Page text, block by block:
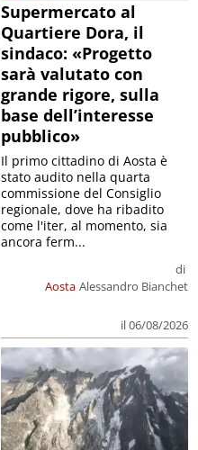
Supermercato al
Quartiere Dora, il
sindaco: «Progetto
sarà valutato con
grande rigore, sulla
base dell’interesse
pubblico»
Aosta
di
Alessandro Bianchet
il 06/08/2026
Il primo cittadino di Aosta è
stato audito nella quarta
commissione del Consiglio
regionale, dove ha ribadito
come l'iter, al momento, sia
ancora ferm...